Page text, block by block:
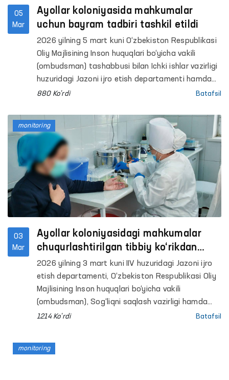
son tarbiya koloniyasi, Nurafshon shahrida
joylashgan muayyan yashash joyiga ega
bo‘lmagan shaxslarni reabilitatsiya qilish
markaziga, Maʼmuriy qamoqqa olingan shaxslarni
saqlash uchun mo‘ljallangan Maxsus qabulxonaga
monitoring tashriflari amalga oshirildi.
05
Mar
Ayollar koloniyasida mahkumalar
uchun bayram tadbiri tashkil etildi
2026 yilning 5 mart kuni O‘zbekiston Respublikasi
Oliy Majlisining Inson huquqlari bo‘yicha vakili
(ombudsman) tashabbusi bilan Ichki ishlar vazirligi
huzuridagi Jazoni ijro etish departamenti hamda
O‘zbekiston Nogironlar jamiyati hamkorligida 8
bilan Toshkent viloyatidagi 21-sonli jazoni ijro
etish koloniyasida jazo muddatini o‘tayotgan
mahkumalar uchun bayram tadbiri tashkil etildi.
880 Ko'rdi Batafsil
03
Mar
Ayollar koloniyasidagi mahkumalar
chuqurlashtirilgan tibbiy ko‘rikdan
o‘tkazildi
2026 yilning 3 mart kuni IIV huzuridagi Jazoni ijro
etish departamenti, O‘zbekiston Respublikasi Oliy
Majlisining Inson huquqlari bo‘yicha vakili
(ombudsman), Sog‘liqni saqlash vazirligi hamda
O‘zbekiston “Adolat” sotsial-demokratik partiyasi
tibbiy ko‘rik tashkil etildi.
1214 Ko'rdi Batafsil
monitoring
monitoring